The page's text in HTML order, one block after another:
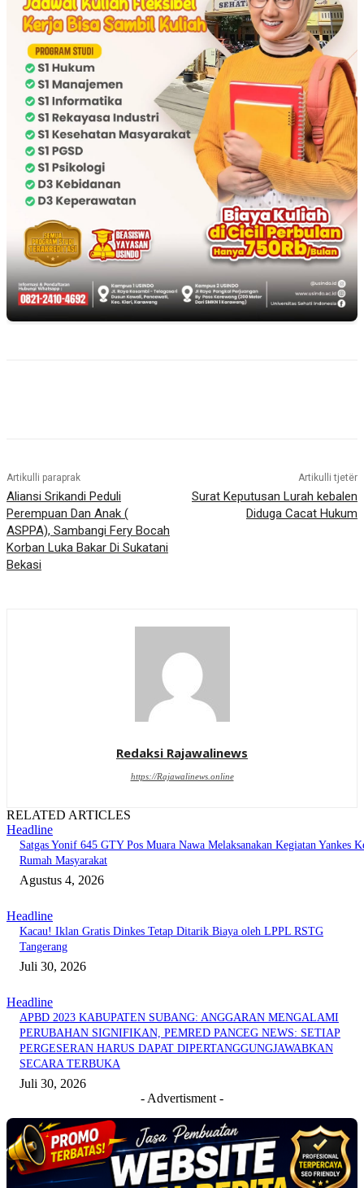
Artikulli paraprak
Aliansi Srikandi Peduli
Perempuan Dan Anak (
ASPPA), Sambangi Fery Bocah
Korban Luka Bakar Di Sukatani
Bekasi
Artikulli tjetër
Surat Keputusan Lurah kebalen
Diduga Cacat Hukum
Redaksi Rajawalinews
https://Rajawalinews.online
RELATED ARTICLES
Headline
Satgas Yonif 645 GTY Pos Muara Nawa Melaksanakan Kegiatan Yankes
Rumah Masyarakat
Agustus 4, 2026
Headline
Kacau! Iklan Gratis Dinkes Tetap Ditarik Biaya oleh LPPL RSTG
Tangerang
Juli 30, 2026
Headline
APBD 2023 KABUPATEN SUBANG: ANGGARAN MENGALAMI
PERUBAHAN SIGNIFIKAN, PEMRED PANCEG NEWS: SETIAP
PERGESERAN HARUS DAPAT DIPERTANGGUNGJAWABKAN
SECARA TERBUKA
Juli 30, 2026
- Advertisment -